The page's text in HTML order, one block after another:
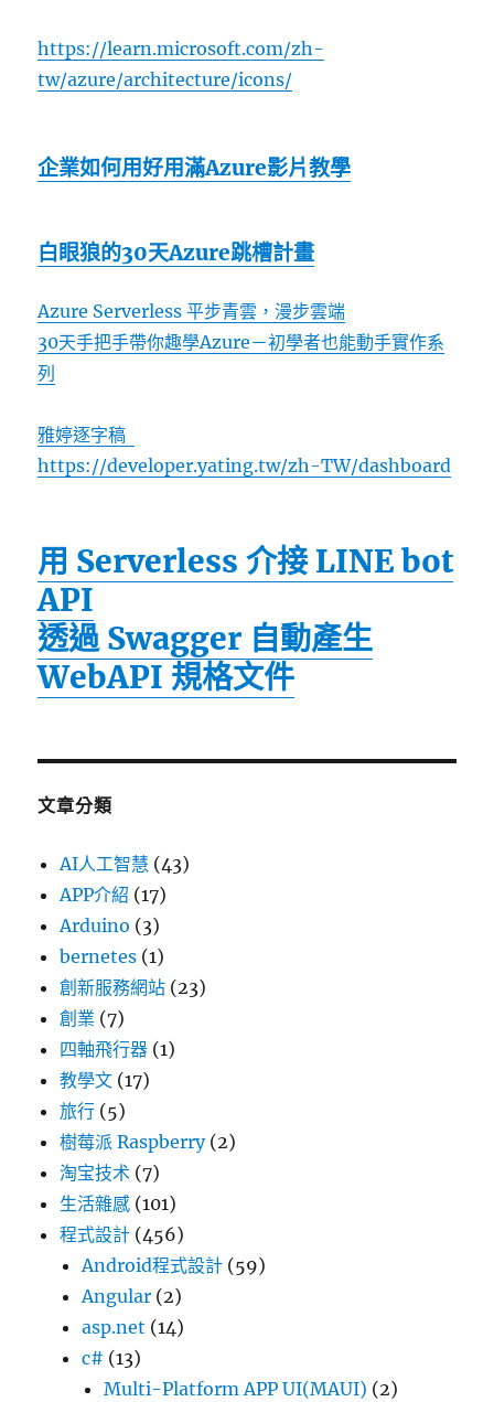
https://learn.microsoft.com/zh-
tw/azure/architecture/icons/
企業如何用好用滿Azure影片教學
白眼狼的30天Azure跳槽計畫
Azure Serverless 平步青雲，漫步雲端
30天手把手帶你趣學Azure－初學者也能動手實作系
列
雅婷逐字稿
https://developer.yating.tw/zh-TW/dashboard
用 Serverless 介接 LINE bot
API
透過 Swagger 自動產生
WebAPI 規格文件
文章分類
AI人工智慧 (43)
APP介紹 (17)
Arduino (3)
bernetes (1)
創新服務網站 (23)
創業 (7)
四軸飛行器 (1)
教學文 (17)
旅行 (5)
樹莓派 Raspberry(2)
淘宝技术 (7)
生活雜感 (101)
程式設計 (456)
Android程式設計 (59)
Angular (2)
asp.net (14)
c# (13)
Multi-Platform APP UI(MAUI) (2)